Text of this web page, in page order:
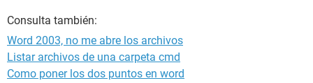
Consulta también:
Word 2003, no me abre los archivos
Listar archivos de una carpeta cmd
Como poner los dos puntos en word